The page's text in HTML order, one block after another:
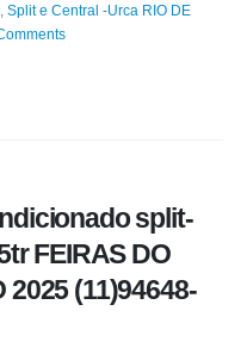
Split e Central -Urca RIO DE
split-
FEIRAS DO
(11)94648-